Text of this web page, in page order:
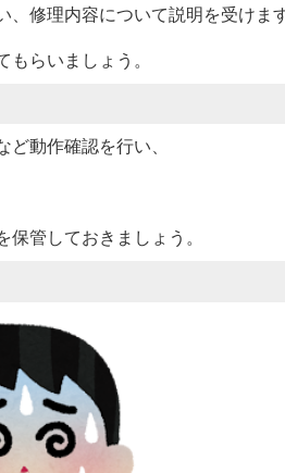
修理内容について説明を受けます
らいましょう。
動作確認を行い、
管しておきましょう。